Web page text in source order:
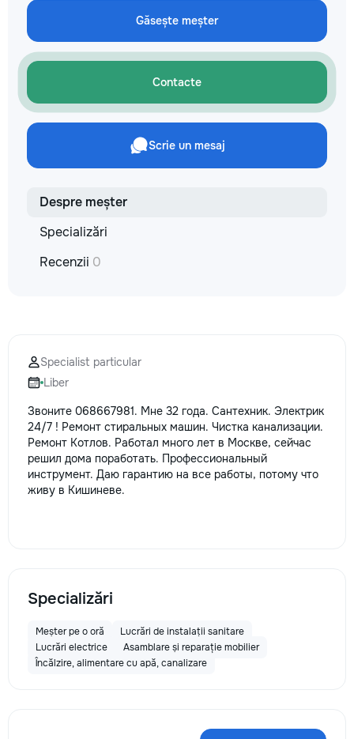
кромки, чистая работа с
резьбой. Кишинёв и пригород.
Выезд на замер, консультация
по цвету и покрытию.
технологии.
он будет
годы.
Găsește meșter
Contacte
Scrie un mesaj
Despre meșter
Specializări
Recenzii 0
Specialist particular
Liber
Звоните 068667981. Мне 32 года. Сантехник. Электрик
24/7 ! Ремонт стиральных машин. Чистка канализации.
Ремонт Котлов. Работал много лет в Москве, сейчас
решил дома поработать. Профессиональный
инструмент. Даю гарантию на все работы, потому что
живу в Кишиневе.
Specializări
Meșter pe o oră
Lucrări de instalații sanitare
Lucrări electrice
Asamblare și reparație mobilier
Încălzire, alimentare cu apă, canalizare